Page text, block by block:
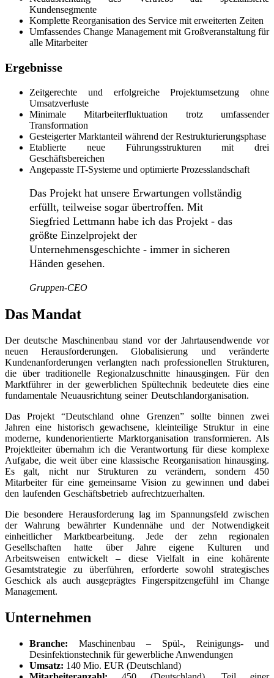
Kundensegmente
Komplette Reorganisation des Service mit erweiterten Zeiten
Umfassendes Change Management mit Großveranstaltung für
alle Mitarbeiter
Ergebnisse
Zeitgerechte und erfolgreiche Projektumsetzung ohne
Umsatzverluste
Minimale Mitarbeiterfluktuation trotz umfassender
Transformation
Gesteigerter Marktanteil während der Restrukturierungsphase
Etablierte neue Führungsstrukturen mit drei
Geschäftsbereichen
Angepasste IT-Systeme und optimierte Prozesslandschaft
Das Projekt hat unsere Erwartungen vollständig
erfüllt, teilweise sogar übertroffen. Mit
Siegfried Lettmann habe ich das Projekt - das
größte Einzelprojekt der
Unternehmensgeschichte - immer in sicheren
Händen gesehen.
Gruppen-CEO
Das Mandat
Der deutsche Maschinenbau stand vor der Jahrtausendwende vor
neuen Herausforderungen. Globalisierung und veränderte
Kundenanforderungen verlangten nach professionellen Strukturen,
die über traditionelle Regionalzuschnitte hinausgingen. Für den
Marktführer in der gewerblichen Spültechnik bedeutete dies eine
fundamentale Neuausrichtung seiner Deutschlandorganisation.
Das Projekt “Deutschland ohne Grenzen” sollte binnen zwei
Jahren eine historisch gewachsene, kleinteilige Struktur in eine
moderne, kundenorientierte Marktorganisation transformieren. Als
Projektleiter übernahm ich die Verantwortung für diese komplexe
Aufgabe, die weit über eine klassische Reorganisation hinausging.
Es galt, nicht nur Strukturen zu verändern, sondern 450
Mitarbeiter für eine gemeinsame Vision zu gewinnen und dabei
den laufenden Geschäftsbetrieb aufrechtzuerhalten.
Die besondere Herausforderung lag im Spannungsfeld zwischen
der Wahrung bewährter Kundennähe und der Notwendigkeit
einheitlicher Marktbearbeitung. Jede der zehn regionalen
Gesellschaften hatte über Jahre eigene Kulturen und
Arbeitsweisen entwickelt – diese Vielfalt in eine kohärente
Gesamtstrategie zu überführen, erforderte sowohl strategisches
Geschick als auch ausgeprägtes Fingerspitzengefühl im Change
Management.
Unternehmen
Branche: Maschinenbau – Spül-, Reinigungs- und
Desinfektionstechnik für gewerbliche Anwendungen
Umsatz: 140 Mio. EUR (Deutschland)